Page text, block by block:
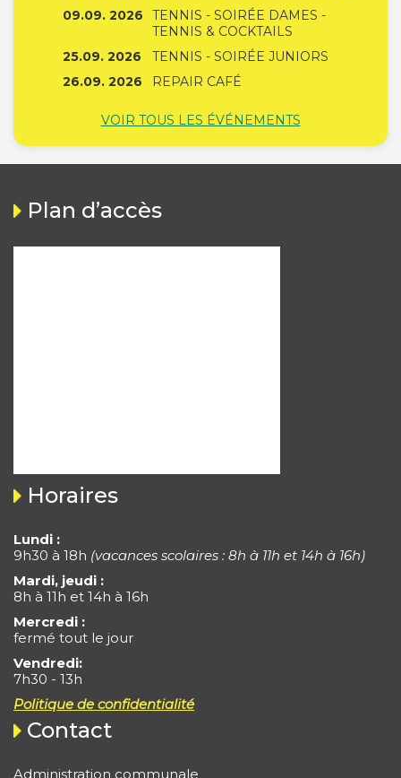
09.09. 2026
TENNIS - SOIRÉE DAMES -
TENNIS & COCKTAILS
25.09. 2026
TENNIS - SOIRÉE JUNIORS
26.09. 2026
REPAIR CAFÉ
VOIR TOUS LES ÉVÉNEMENTS
Plan d’accès
Horaires
Lundi :
9h30 à 18h (vacances scolaires : 8h à 11h et 14h à 16h)
Mardi, jeudi :
8h à 11h et 14h à 16h
Mercredi :
fermé tout le jour
Vendredi:
7h30 - 13h
Politique de confidentialité
Contact
Administration communale